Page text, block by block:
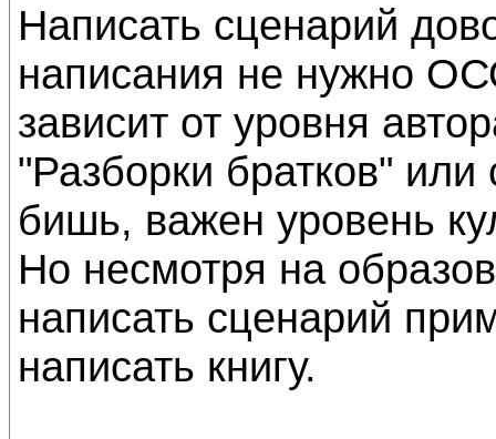
Написать сценарий
написания не нужно
зависит от уровня
"Разборки братков" или
бишь, важен уровень
Но несмотря на
написать сценарий
написать книгу.